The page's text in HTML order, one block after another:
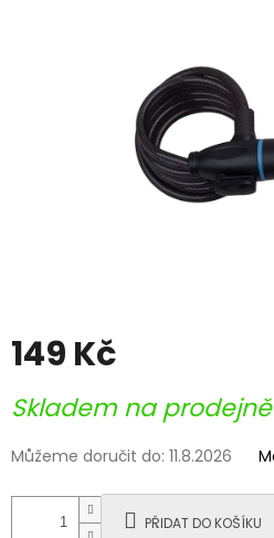
149 Kč
cena:
Skladem na prodejně
Můžeme doručit do: 11.8.2026
PŘIDAT DO KOŠÍKU